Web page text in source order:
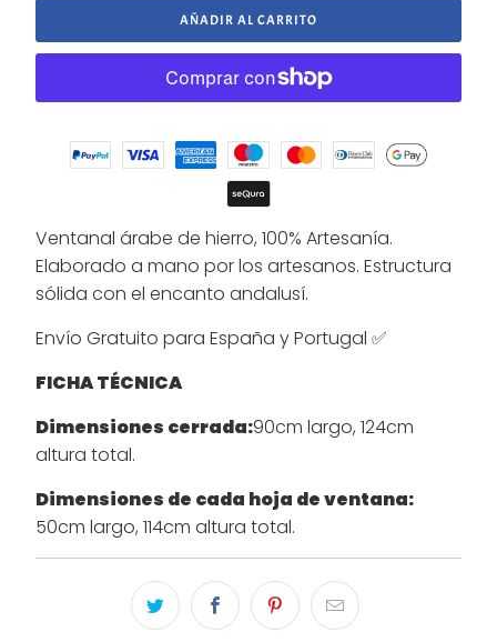
AÑADIR AL CARRITO
Ventanal árabe de hierro, 100% Artesanía.
Elaborado a mano por los artesanos. Estructura
sólida con el encanto andalusí.
Envío Gratuito para España y Portugal ✅
FICHA TÉCNICA
Dimensiones cerrada:90cm largo, 124cm
altura total.
Dimensiones de cada hoja de ventana:
50cm largo, 114cm altura total.